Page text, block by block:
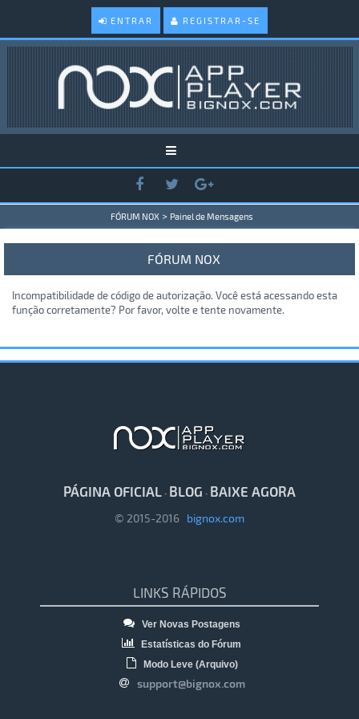
ENTRAR REGISTRAR-SE
FÓRUM NOX > Painel de Mensagens
FÓRUM NOX
Incompatibilidade de código de autorização. Você está acessando esta
função corretamente? Por favor, volte e tente novamente.
PÁGINA OFICIAL · BLOG · BAIXE AGORA
© 2015-2016 bignox.com
LINKS RÁPIDOS
Ver Novas Postagens
Estatísticas do Fórum
Modo Leve (Arquivo)
support@bignox.com